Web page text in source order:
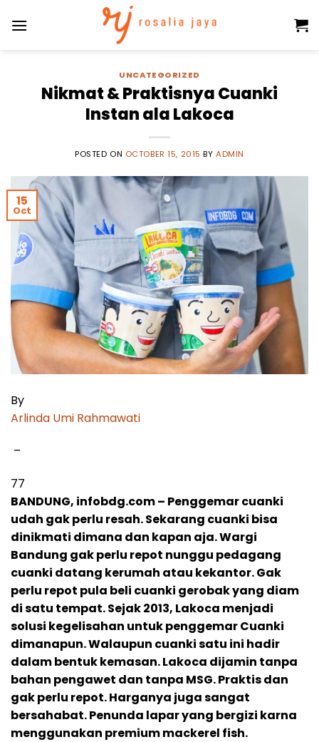
UNCATEGORIZED
Nikmat & Praktisnya Cuanki
Instan ala Lakoca
POSTED ON OCTOBER 15, 2015 BY ADMIN
15
Oct
By
Arlinda Umi Rahmawati
–
77
BANDUNG, infobdg.com – Penggemar cuanki
udah gak perlu resah. Sekarang cuanki bisa
dinikmati dimana dan kapan aja. Wargi
Bandung gak perlu repot nunggu pedagang
cuanki datang kerumah atau kekantor. Gak
perlu repot pula beli cuanki gerobak yang diam
di satu tempat. Sejak 2013, Lakoca menjadi
solusi kegelisahan untuk penggemar Cuanki
dimanapun. Walaupun cuanki satu ini hadir
dalam bentuk kemasan. Lakoca dijamin tanpa
bahan pengawet dan tanpa MSG. Praktis dan
gak perlu repot. Harganya juga sangat
bersahabat. Penunda lapar yang bergizi karna
menggunakan premium mackerel fish.